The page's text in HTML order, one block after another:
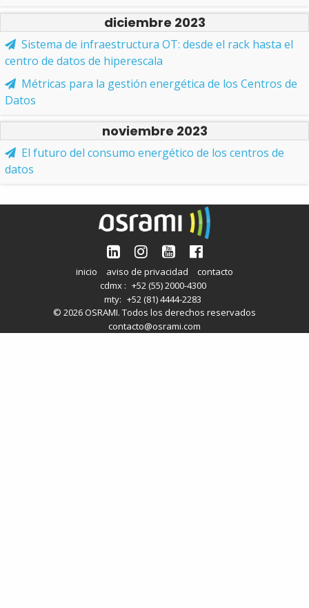
diciembre 2023
Sistema de infraestructura OT: desde el rack hasta el
centro de datos de hiperescala
Métricas para la gestión energética de los Centros de
Datos
noviembre 2023
El futuro del consumo energético de los centros de
datos
inicio aviso de privacidad
contacto
cdmx : +52 (55) 2000-4300
mty: +52 (81) 4444-2283
© 2026 OSRAMI. Todos los derechos reservados
contacto@osrami.com